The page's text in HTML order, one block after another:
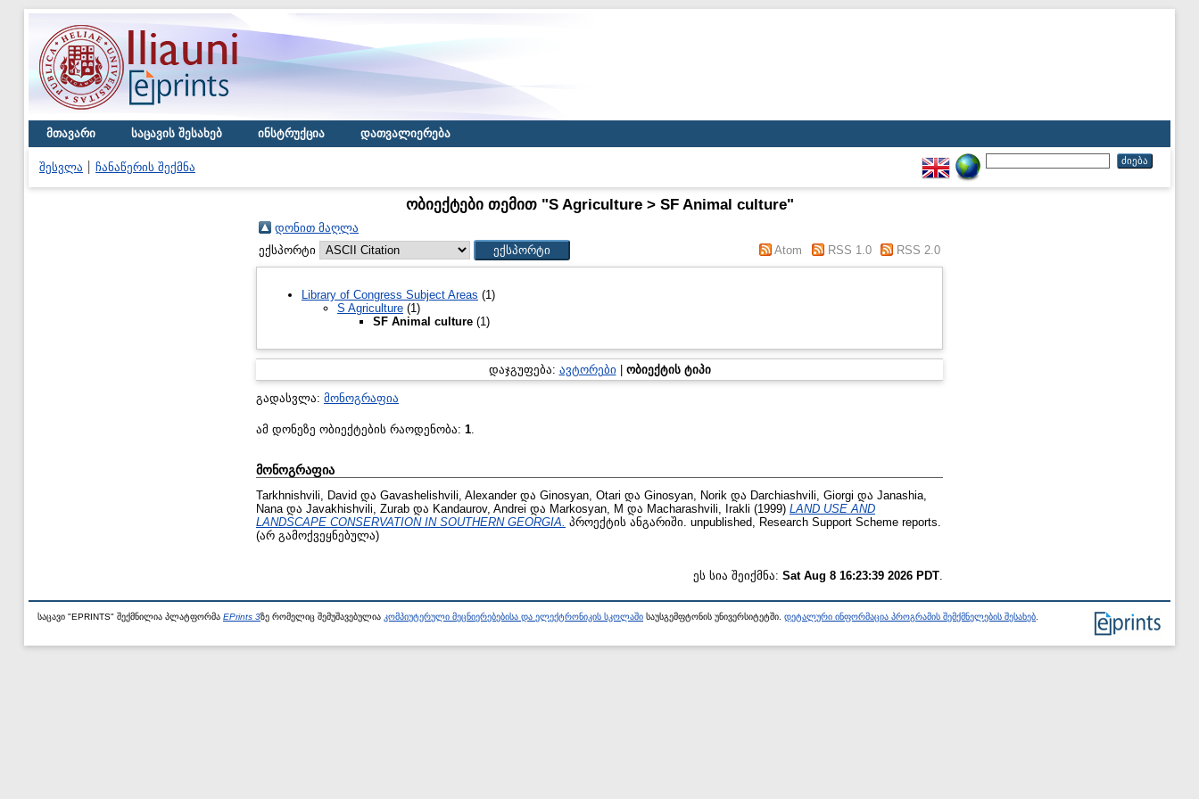
მთავარი საცავის შესახებ ინსტრუქცია დათვალიერება
შესვლა ჩანაწერის შექმნა
ობიექტები თემით "S Agriculture > SF Animal culture"
დონით მაღლა
ექსპორტი
Atom RSS 1.0 RSS 2.0
Library of Congress Subject Areas (1)
S Agriculture (1)
SF Animal culture (1)
დაჯგუფება: ავტორები | ობიექტის ტიპი
გადასვლა: მონოგრაფია
ამ დონეზე ობიექტების რაოდენობა: 1
მონოგრაფია
Tarkhnishvili, David და Gavashelishvili, Alexanderდა Ginosyan, Otari და Ginosyan, Norik და Darchiashvili, Giorgi და Janashia,
Nanaდა Javakhishvili, Zurab და Kandaurov, Andrei და Markosyan, M და Macharashvili, Irakli (1999) LAND USE AND
LANDSCAPE CONSERVATION IN SOUTHERN GEORGIA. პროექტის ანგარიში. unpublished, Research Support Scheme reports.
(არ გამოქვეყნებულა)
ეს სია შეიქმნა: Sat Aug 8 16:23:39 2026 PDT.
საცავი "EPRINTS" შექმნილია პლატფორმა EPrints 3ზე რომელიც შემუშავებულია კომპიუტერული მეცნიერებებისა და ელექტრონიკის სკოლაში საუსგემფტონის უნივერსიტეტში. დეტალური ინფორმაცია პროგრამის შემქმნელების შესახებ.